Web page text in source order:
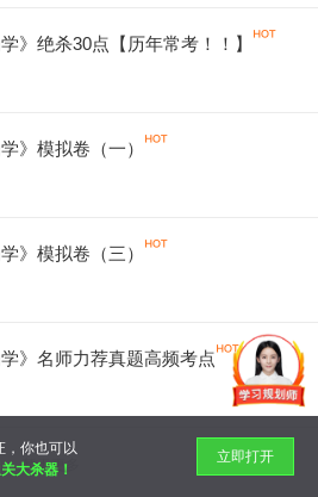
》绝杀30点【历年常考！！】
》模拟卷（一）
》模拟卷（三）
》名师力荐真题高频考点
暂无更多
，你也可以
大杀器！
立即打开